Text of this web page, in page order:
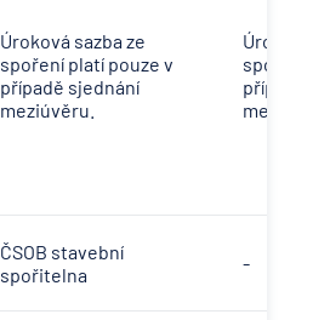
Úroková sazba ze
spoření platí pouze v
případě sjednání
meziúvěru.
Úroková
spoření
případě
ČSOB stavební
spořitelna
-